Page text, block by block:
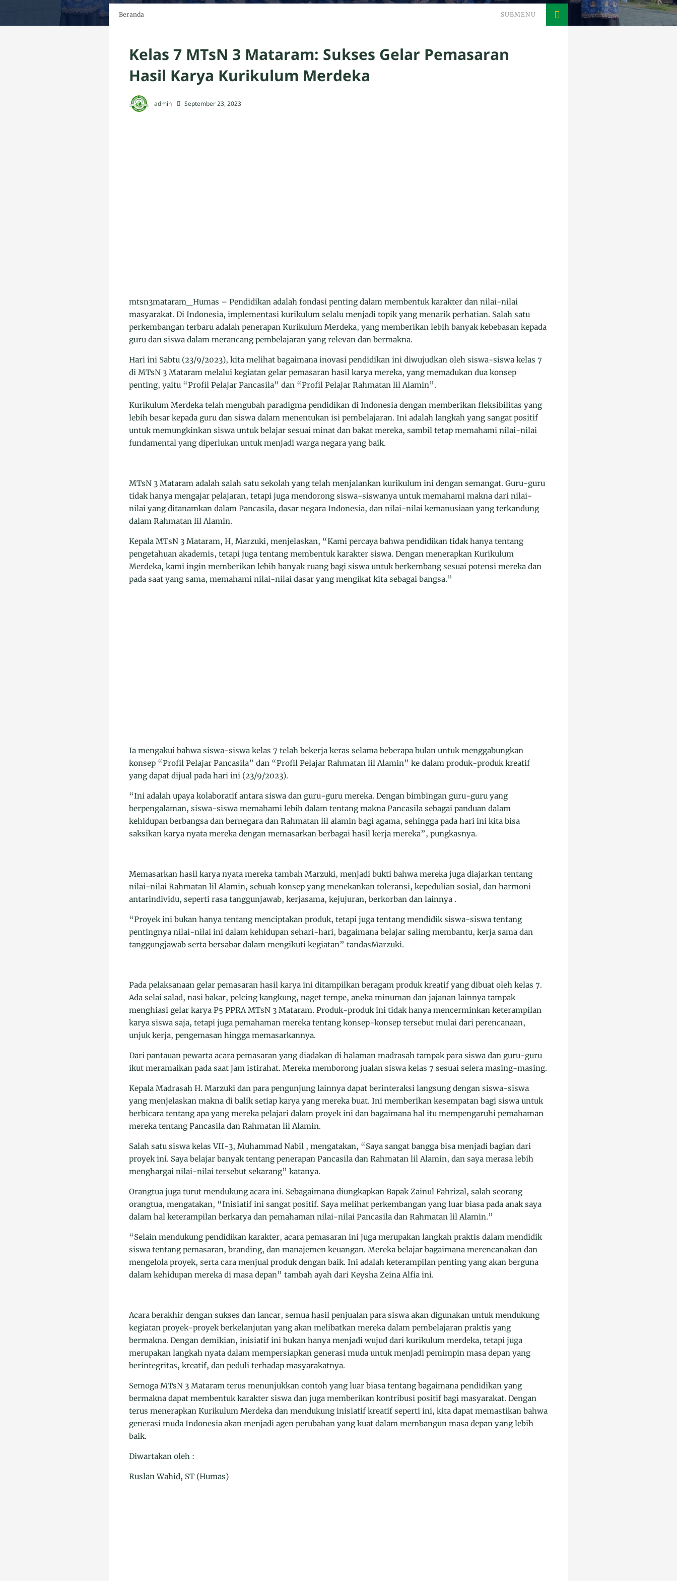
Beranda SUBMENU
Kelas 7 MTsN 3 Mataram: Sukses Gelar Pemasaran
Hasil Karya Kurikulum Merdeka
admin September 23, 2023
mtsn3mataram_Humas – Pendidikan adalah fondasi penting dalam membentuk karakter dan nilai-nilai
masyarakat. Di Indonesia, implementasi kurikulum selalu menjadi topik yang menarik perhatian. Salah satu
perkembangan terbaru adalah penerapan Kurikulum Merdeka, yang memberikan lebih banyak kebebasan kepada
guru dan siswa dalam merancang pembelajaran yang relevan dan bermakna.
Hari ini Sabtu (23/9/2023), kita melihat bagaimana inovasi pendidikan ini diwujudkan oleh siswa-siswa kelas 7
di MTsN 3 Mataram melalui kegiatan gelar pemasaran hasil karya mereka, yang memadukan dua konsep
penting, yaitu “Profil Pelajar Pancasila” dan “Profil Pelajar Rahmatan lil Alamin”.
Kurikulum Merdeka telah mengubah paradigma pendidikan di Indonesia dengan memberikan fleksibilitas yang
lebih besar kepada guru dan siswa dalam menentukan isi pembelajaran. Ini adalah langkah yang sangat positif
untuk memungkinkan siswa untuk belajar sesuai minat dan bakat mereka, sambil tetap memahami nilai-nilai
fundamental yang diperlukan untuk menjadi warga negara yang baik.
MTsN 3 Mataram adalah salah satu sekolah yang telah menjalankan kurikulum ini dengan semangat. Guru-guru
tidak hanya mengajar pelajaran, tetapi juga mendorong siswa-siswanya untuk memahami makna dari nilai-
nilai yang ditanamkan dalam Pancasila, dasar negara Indonesia, dan nilai-nilai kemanusiaan yang terkandung
dalam Rahmatan lil Alamin.
Kepala MTsN 3 Mataram, H, Marzuki, menjelaskan, “Kami percaya bahwa pendidikan tidak hanya tentang
pengetahuan akademis, tetapi juga tentang membentuk karakter siswa. Dengan menerapkan Kurikulum
Merdeka, kami ingin memberikan lebih banyak ruang bagi siswa untuk berkembang sesuai potensi mereka dan
pada saat yang sama, memahami nilai-nilai dasar yang mengikat kita sebagai bangsa.”
Ia mengakui bahwa siswa-siswa kelas 7 telah bekerja keras selama beberapa bulan untuk menggabungkan
konsep “Profil Pelajar Pancasila” dan “Profil Pelajar Rahmatan lil Alamin” ke dalam produk-produk kreatif
yang dapat dijual pada hari ini (23/9/2023).
“Ini adalah upaya kolaboratif antara siswa dan guru-guru mereka. Dengan bimbingan guru-guru yang
berpengalaman, siswa-siswa memahami lebih dalam tentang makna Pancasila sebagai panduan dalam
kehidupan berbangsa dan bernegara dan Rahmatan lil alamin bagi agama, sehingga pada hari ini kita bisa
saksikan karya nyata mereka dengan memasarkan berbagai hasil kerja mereka”, pungkasnya.
Memasarkan hasil karya nyata mereka tambah Marzuki, menjadi bukti bahwa mereka juga diajarkan tentang
nilai-nilai Rahmatan lil Alamin, sebuah konsep yang menekankan toleransi, kepedulian sosial, dan harmoni
antarindividu, seperti rasa tanggunjawab, kerjasama, kejujuran, berkorban dan lainnya .
“Proyek ini bukan hanya tentang menciptakan produk, tetapi juga tentang mendidik siswa-siswa tentang
pentingnya nilai-nilai ini dalam kehidupan sehari-hari, bagaimana belajar saling membantu, kerja sama dan
tanggungjawab serta bersabar dalam mengikuti kegiatan” tandasMarzuki.
Pada pelaksanaan gelar pemasaran hasil karya ini ditampilkan beragam produk kreatif yang dibuat oleh kelas 7.
Ada selai salad, nasi bakar, pelcing kangkung, naget tempe, aneka minuman dan jajanan lainnya tampak
menghiasi gelar karya P5 PPRA MTsN 3 Mataram. Produk-produk ini tidak hanya mencerminkan keterampilan
karya siswa saja, tetapi juga pemahaman mereka tentang konsep-konsep tersebut mulai dari perencanaan,
unjuk kerja, pengemasan hingga memasarkannya.
Dari pantauan pewarta acara pemasaran yang diadakan di halaman madrasah tampak para siswa dan guru-guru
ikut meramaikan pada saat jam istirahat. Mereka memborong jualan siswa kelas 7 sesuai selera masing-masing.
Kepala Madrasah H. Marzuki dan para pengunjung lainnya dapat berinteraksi langsung dengan siswa-siswa
yang menjelaskan makna di balik setiap karya yang mereka buat. Ini memberikan kesempatan bagi siswa untuk
berbicara tentang apa yang mereka pelajari dalam proyek ini dan bagaimana hal itu mempengaruhi pemahaman
mereka tentang Pancasila dan Rahmatan lil Alamin.
Salah satu siswa kelas VII-3, Muhammad Nabil , mengatakan, “Saya sangat bangga bisa menjadi bagian dari
proyek ini. Saya belajar banyak tentang penerapan Pancasila dan Rahmatan lil Alamin, dan saya merasa lebih
menghargai nilai-nilai tersebut sekarang” katanya.
Orangtua juga turut mendukung acara ini. Sebagaimana diungkapkan Bapak Zainul Fahrizal, salah seorang
orangtua, mengatakan, “Inisiatif ini sangat positif. Saya melihat perkembangan yang luar biasa pada anak saya
dalam hal keterampilan berkarya dan pemahaman nilai-nilai Pancasila dan Rahmatan lil Alamin.”
“Selain mendukung pendidikan karakter, acara pemasaran ini juga merupakan langkah praktis dalam mendidik
siswa tentang pemasaran, branding, dan manajemen keuangan. Mereka belajar bagaimana merencanakan dan
mengelola proyek, serta cara menjual produk dengan baik. Ini adalah keterampilan penting yang akan berguna
dalam kehidupan mereka di masa depan” tambah ayah dari Keysha Zeina Alfia ini.
Acara berakhir dengan sukses dan lancar, semua hasil penjualan para siswa akan digunakan untuk mendukung
kegiatan proyek-proyek berkelanjutan yang akan melibatkan mereka dalam pembelajaran praktis yang
bermakna. Dengan demikian, inisiatif ini bukan hanya menjadi wujud dari kurikulum merdeka, tetapi juga
merupakan langkah nyata dalam mempersiapkan generasi muda untuk menjadi pemimpin masa depan yang
berintegritas, kreatif, dan peduli terhadap masyarakatnya.
Semoga MTsN 3 Mataram terus menunjukkan contoh yang luar biasa tentang bagaimana pendidikan yang
bermakna dapat membentuk karakter siswa dan juga memberikan kontribusi positif bagi masyarakat. Dengan
terus menerapkan Kurikulum Merdeka dan mendukung inisiatif kreatif seperti ini, kita dapat memastikan bahwa
generasi muda Indonesia akan menjadi agen perubahan yang kuat dalam membangun masa depan yang lebih
baik.
Diwartakan oleh :
Ruslan Wahid, ST (Humas)